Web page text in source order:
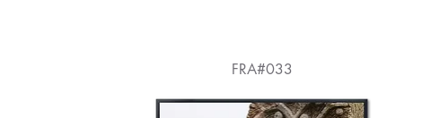
FRA#033